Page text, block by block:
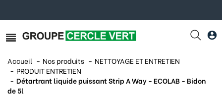
Accueil Nos produits
NETTOYAGE ET ENTRETIEN
PRODUIT ENTRETIEN
Détartrant liquide puissant Strip A Way - ECOLAB - Bidon
de 5l